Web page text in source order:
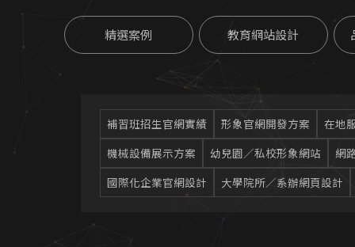
精選案例 教育網站設計
補習班招生官網實績 形象官網開發方案
在地
機械設備展示方案
幼兒園／私校形象網站
網
國際化企業官網設計
大學院所／系辦網頁設計